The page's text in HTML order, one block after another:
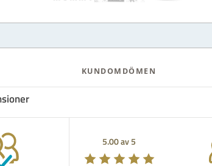
KUNDOMDÖMEN
5.00 av 5